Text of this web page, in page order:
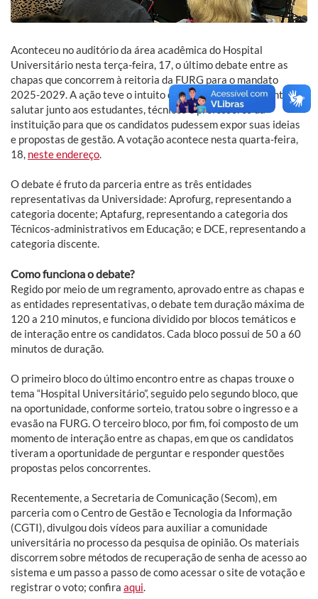
Aconteceu no auditório da área acadêmica do Hospital
Universitário nesta terça-feira, 17, o último debate entre as
chapas que concorrem à reitoria da FURG para o mandato
2025-2029. A ação teve o intuito de promover um ambiente
salutar junto aos estudantes, técnicos e professores da
instituição para que os candidatos pudessem expor suas ideias
e propostas de gestão. A votação acontece nesta quarta-feira,
18, neste endereço.
O debate é fruto da parceria entre as três entidades
representativas da Universidade: Aprofurg, representando a
categoria docente; Aptafurg, representando a categoria dos
Técnicos-administrativos em Educação; e DCE, representando a
categoria discente.
Como funciona o debate?
Regido por meio de um regramento, aprovado entre as chapas e
as entidades representativas, o debate tem duração máxima de
120 a 210 minutos, e funciona dividido por blocos temáticos e
de interação entre os candidatos. Cada bloco possui de 50 a 60
minutos de duração.
O primeiro bloco do último encontro entre as chapas trouxe o
tema “Hospital Universitário”, seguido pelo segundo bloco, que
na oportunidade, conforme sorteio, tratou sobre o ingresso e a
evasão na FURG. O terceiro bloco, por fim, foi composto de um
momento de interação entre as chapas, em que os candidatos
tiveram a oportunidade de perguntar e responder questões
propostas pelos concorrentes.
Recentemente, a Secretaria de Comunicação (Secom), em
parceria com o Centro de Gestão e Tecnologia da Informação
(CGTI), divulgou dois vídeos para auxiliar a comunidade
universitária no processo da pesquisa de opinião. Os materiais
discorrem sobre métodos de recuperação de senha de acesso ao
sistema e um passo a passo de como acessar o site de votação e
registrar o voto; confira aqui.